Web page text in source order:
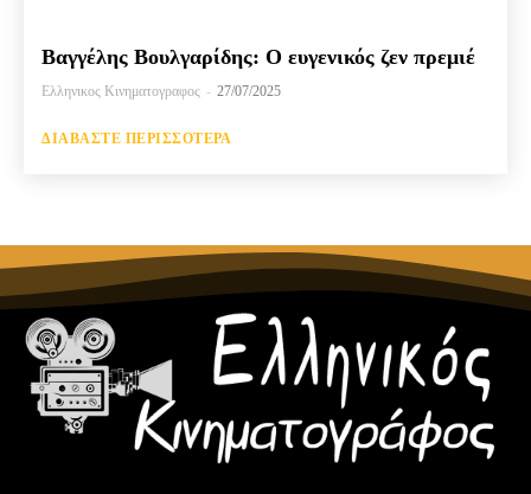
Βαγγέλης Βουλγαρίδης: Ο ευγενικός ζεν πρεμιέ
Ελληνικος Κινηματογραφος - 27/07/2025
ΔΙΑΒΆΣΤΕ ΠΕΡΙΣΣΌΤΕΡΑ